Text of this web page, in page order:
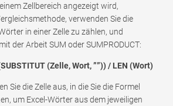
Zellbereich angezeigt wird,
verwenden Sie die
in einer Zelle zu zählen, und
der Arbeit SUM oder SUMPRODUCT:
(Zelle, Wort, ””)) / LEN (Wort)
Sie die Zelle aus, in die Sie die Formel
um Excel-Wörter aus dem jeweiligen